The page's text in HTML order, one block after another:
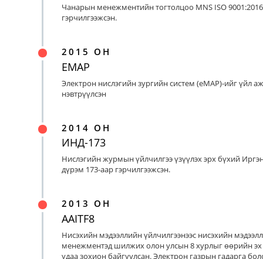
Чанарын менежментийн тогтолцоо MNS ISO
гэрчилгээжсэн.
2015 ОН
EMAP
Электрон нислэгийн зургийн систем (eMAP)-ийг үйл
нэвтрүүлсэн
2014 ОН
ИНД-173
Нислэгийн журмын үйлчилгээ үзүүлэх эрх бүхий
дүрэм 173-аар гэрчилгээжсэн.
2013 ОН
AAITF8
Нисэхийн мэдээллийн үйлчилгээнээс нисэхийн
менежментэд шилжих олон улсын 8 хурлыг өөрийн
удаа зохион байгуулсан. Электрон газрын гадарга